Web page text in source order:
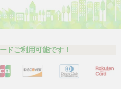
ドご利用可能です！